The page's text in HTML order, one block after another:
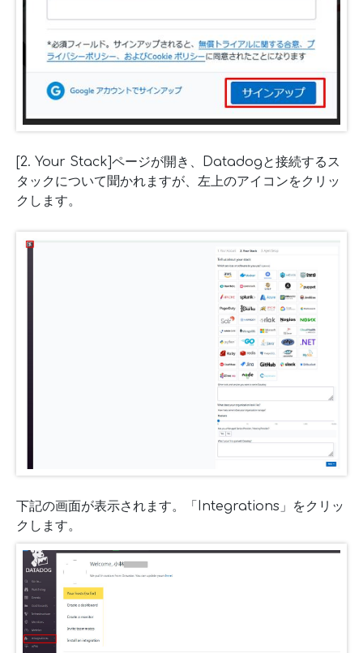
[2. Your Stack]ページが開き、Datadogと接続するス
タックについて聞かれますが、左上のアイコンをクリッ
クします。
下記の画面が表示されます。「Integrations」をクリッ
クします。